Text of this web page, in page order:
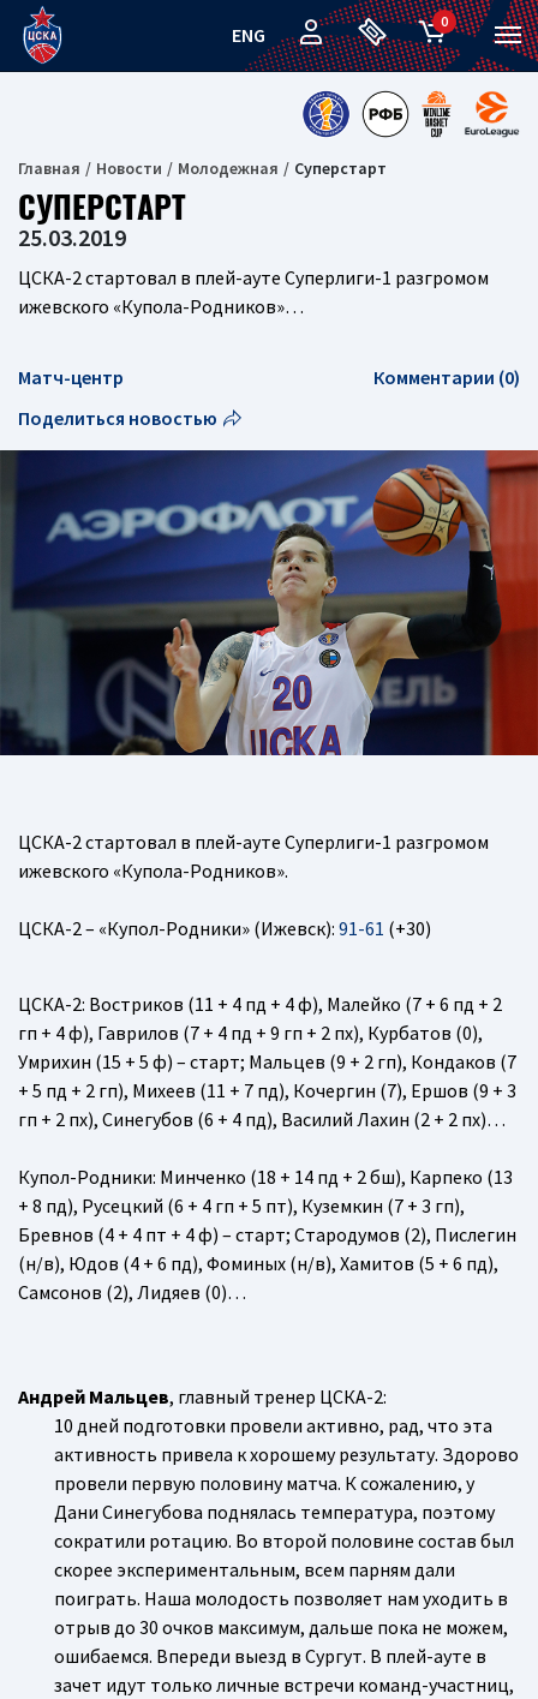
ENG
0
Главная Новости Молодежная Суперстарт
СУПЕРСТАРТ
25.03.2019
ЦСКА-2 стартовал в плей-ауте Суперлиги-1 разгромом
ижевского «Купола-Родников»…
Матч-центр
Комментарии (0)
Поделиться новостью
ЦСКА-2 стартовал в плей-ауте Суперлиги-1 разгромом
ижевского «Купола-Родников».
ЦСКА-2 – «Купол-Родники» (Ижевск): 91-61 (+30)
ЦСКА-2: Востриков (11 + 4 пд + 4 ф), Малейко (7 + 6 пд + 2
гп + 4 ф), Гаврилов (7 + 4 пд + 9 гп + 2 пх), Курбатов (0),
Умрихин (15 + 5 ф) – старт; Мальцев (9 + 2 гп), Кондаков (7
+ 5 пд + 2 гп), Михеев (11 + 7 пд), Кочергин (7), Ершов (9 + 3
гп + 2 пх), Синегубов (6 + 4 пд), Василий Лахин (2 + 2 пх)…
Купол-Родники: Минченко (18 + 14 пд + 2 бш), Карпеко (13
+ 8 пд), Русецкий (6 + 4 гп + 5 пт), Куземкин (7 + 3 гп),
Бревнов (4 + 4 пт + 4 ф) – старт; Стародумов (2), Пислегин
(н/в), Юдов (4 + 6 пд), Фоминых (н/в), Хамитов (5 + 6 пд),
Самсонов (2), Лидяев (0)…
Андрей Мальцев, главный тренер ЦСКА-2:
10 дней подготовки провели активно, рад, что эта
активность привела к хорошему результату. Здорово
провели первую половину матча. К сожалению, у
Дани Синегубова поднялась температура, поэтому
сократили ротацию. Во второй половине состав был
скорее экспериментальным, всем парням дали
поиграть. Наша молодость позволяет нам уходить в
отрыв до 30 очков максимум, дальше пока не можем,
ошибаемся. Впереди выезд в Сургут. В плей-ауте в
зачет идут только личные встречи команд-участниц,